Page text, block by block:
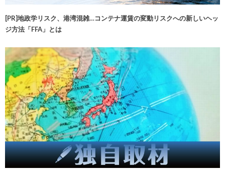
[PR]地政学リスク、港湾混雑…コンテナ運賃の変動リスクへの新しいヘッ
ジ方法「FFA」とは